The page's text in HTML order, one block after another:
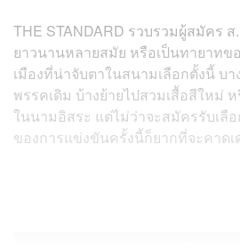
THE STANDARD รวบรวมผู้สมัคร
ยาวนานหลายสมัย หรือเป็นทายาทข
เมืองที่น่าจับตาในสนามเลือกตั้งนี้ บ
พรรคเดิม บ้างย้ายไปสวมเสื้อสีใหม่
ในนามอิสระ แต่ไม่ว่าจะสมัครรับเลื
ของการแข่งขันครั้งนี้ก็ยากที่จะคาดเ